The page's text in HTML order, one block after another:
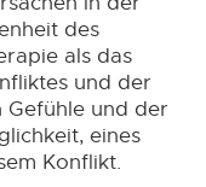
des
als das
und der
und der
eines
Konflikt.